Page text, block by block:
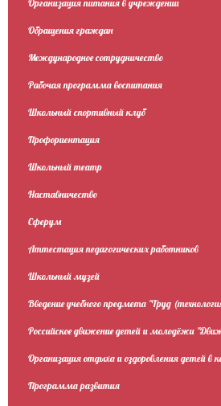
Организация питания в учреждении
Обращения граждан
Международное сотрудничество
Рабочая программа воспитания
Школьный спортивный клуб
Профориентация
Школьный театр
Наставничество
Сферум
Аттестация педагогических работников
Школьный музей
Введение учебного предмета "Труд
Российское движение детей и молодёжи
Организация отдыха и оздоровления детей в
Программа развития